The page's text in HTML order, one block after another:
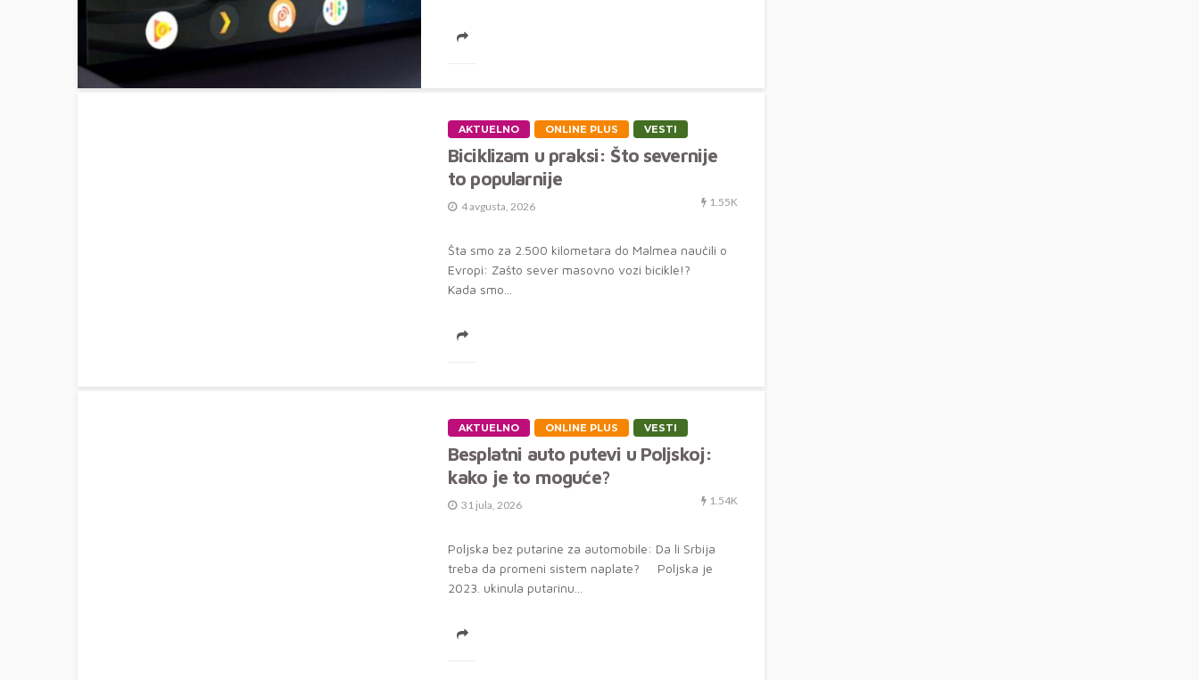
AKTUELNO ONLINE PLUS VESTI
Biciklizam u praksi: Što severnije
to popularnije
4 avgusta, 2026 1.55K
Šta smo za 2.500 kilometara do Malmea naučili o
Evropi: Zašto sever masovno vozi bicikle!?
Kada smo...
AKTUELNO ONLINE PLUS VESTI
Besplatni auto putevi u Poljskoj:
kako je to moguće?
31 jula, 2026 1.54K
Poljska bez putarine za automobile: Da li Srbija
treba da promeni sistem naplate? Poljska je
2023. ukinula putarinu...